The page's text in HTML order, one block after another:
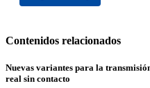
Contenidos relacionados
Nuevas variantes para la
real sin contacto